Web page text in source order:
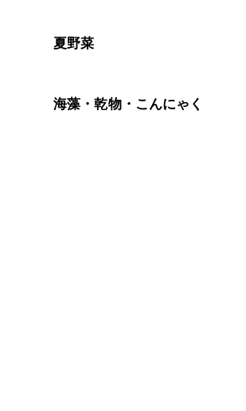
上がりください。
夏野菜
海藻・乾物・こんにゃく